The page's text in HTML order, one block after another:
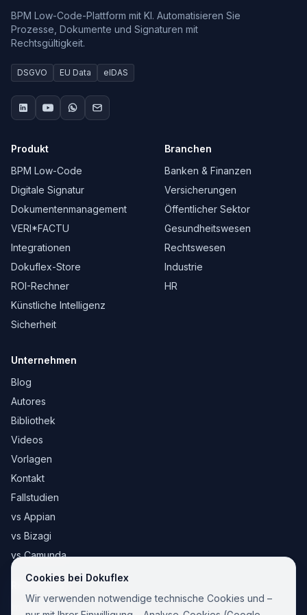
BPM Low-Code-Plattform mit KI. Automatisieren Sie
Prozesse, Dokumente und Signaturen mit
Rechtsgültigkeit.
DSGVO EU Data eIDAS
Produkt
BPM Low-Code
Digitale Signatur
Dokumentenmanagement
VERI*FACTU
Integrationen
Dokuflex-Store
ROI-Rechner
Künstliche Intelligenz
Sicherheit
Branchen
Banken & Finanzen
Versicherungen
Öffentlicher Sektor
Gesundheitswesen
Rechtswesen
Industrie
HR
Unternehmen
Blog
Autores
Bibliothek
Videos
Vorlagen
Kontakt
Fallstudien
vs Appian
vs Bizagi
vs Camunda
Rechtliches
Cookies bei Dokuflex
Wir verwenden notwendige technische Cookies und –